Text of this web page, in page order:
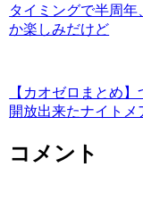
タイミングで半周年
か楽しみだけど
【カオゼロまとめ
開放出来たナイトメ
コメント